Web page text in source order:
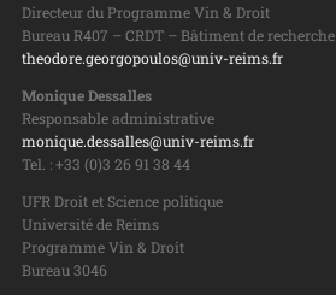
Directeur du Programme Vin & Droit
Bureau R407 – CRDT – Bâtiment de recherche
theodore.georgopoulos@univ-reims.fr
Monique Dessalles
Responsable administrative
monique.dessalles@univ-reims.fr
Tel. : +33 (0)3 26 91 38 44
UFR Droit et Science politique
Université de Reims
Programme Vin & Droit
Bureau 3046